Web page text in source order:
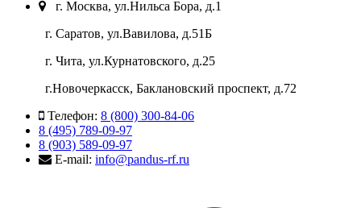
г. Москва, ул.Нильса Бора, д.1
г. Саратов, ул.Вавилова, д.51Б
г. Чита, ул.Курнатовского, д.25
г.Новочеркасск, Баклановский проспект, д.72
Телефон: 8 (800) 300-84-06
8 (495) 789-09-97
8 (903) 589-09-97
E-mail: info@pandus-rf.ru